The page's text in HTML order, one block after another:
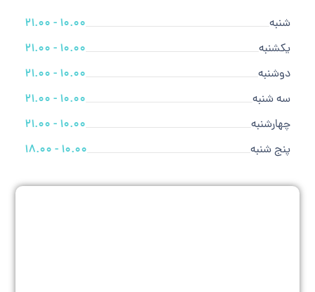
شنبه
10.00 - 21.00
یکشنبه
10.00 - 21.00
دوشنبه
10.00 - 21.00
سه شنبه
10.00 - 21.00
چهارشنبه
10.00 - 21.00
پنج شنبه
10.00 - 18.00